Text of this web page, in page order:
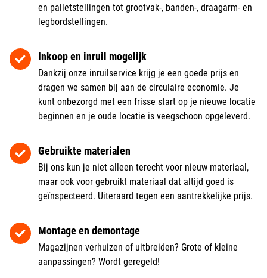
en palletstellingen tot grootvak-, banden-, draagarm- en
legbordstellingen.
Inkoop en inruil mogelijk
Dankzij onze inruilservice krijg je een goede prijs en
dragen we samen bij aan de circulaire economie. Je
kunt onbezorgd met een frisse start op je nieuwe locatie
beginnen en je oude locatie is veegschoon opgeleverd.
Gebruikte materialen
Bij ons kun je niet alleen terecht voor nieuw materiaal,
maar ook voor gebruikt materiaal dat altijd goed is
geïnspecteerd. Uiteraard tegen een aantrekkelijke prijs.
Montage en demontage
Magazijnen verhuizen of uitbreiden? Grote of kleine
aanpassingen? Wordt geregeld!